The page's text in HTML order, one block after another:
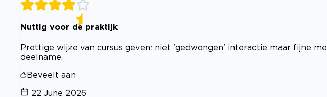
Nuttig voor de praktijk
Prettige wijze van cursus geven: niet 'gedwongen' interactie maar fijne
deelname.
Beveelt aan
22 June 2026